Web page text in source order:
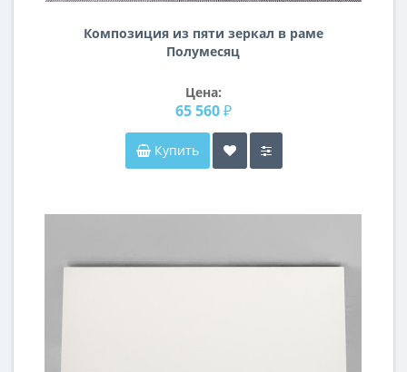
Композиция из пяти зеркал в раме
Полумесяц
Цена:
65 560 ₽
Купить